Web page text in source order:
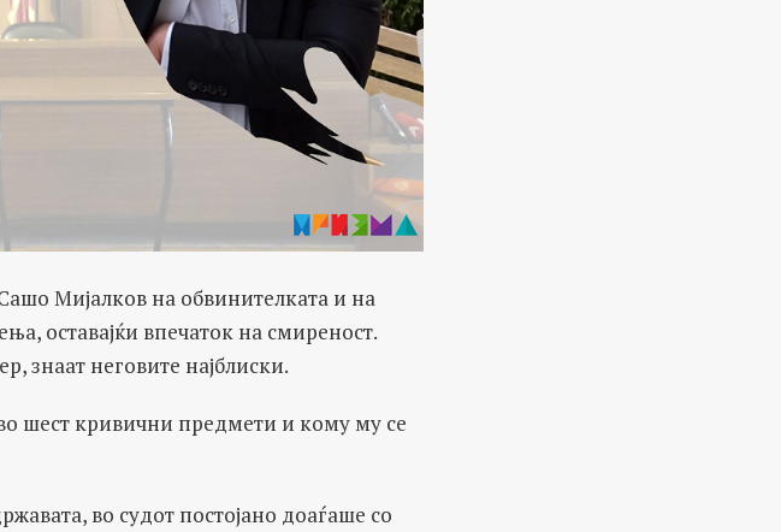
Мијалков на обвинителката и на
оставајќи впечаток на смиреност.
знаат неговите најблиски.
шест кривични предмети и кому му се
во судот постојано доаѓаше со